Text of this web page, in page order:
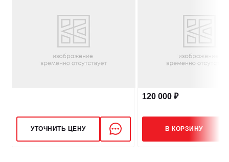
УТОЧНИТЬ ЦЕНУ
120 000 ₽
В КОРЗИНУ